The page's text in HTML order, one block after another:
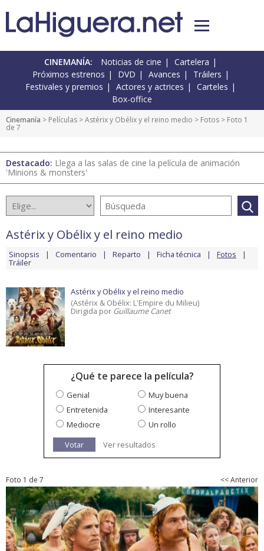
CINEMANÍA: Noticias de cine
Cartelera
Próximos estrenos
DVD Avances
Tráilers
Festivales y premios
Actores y actrices
Carteles
Box-office
Cinemanía > Películas >Astérix y Obélix y el reino medio > Fotos > Foto 1
de 7
Destacado: Llega a las salas de cine la película de animación
'Minions & monsters'
Astérix y Obélix y el reino medio
Sinopsis Comentario Reparto Ficha técnica Fotos
Tráiler
Astérix y Obélix y el reino medio
(Astérix & Obélix: L'Empire du Milieu)
Dirigida por Guillaume Canet
¿Qué te parece la película?
Genial
Muy buena
Entretenida
Interesante
Mediocre
Un rollo
Votar
Ver resultados
Foto 1 de 7 << Anterior